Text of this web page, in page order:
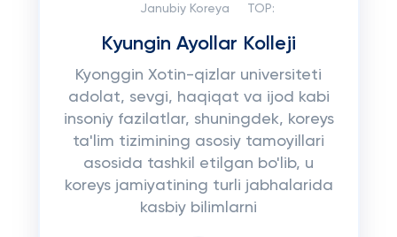
Janubiy Koreya TOP:
Kyungin Ayollar Kolleji
Kyonggin Xotin-qizlar universiteti
adolat, sevgi, haqiqat va ijod kabi
insoniy fazilatlar, shuningdek, koreys
ta'lim tizimining asosiy tamoyillari
asosida tashkil etilgan bo'lib, u
koreys jamiyatining turli jabhalarida
kasbiy bilimlarni